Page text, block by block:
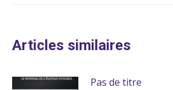
Articles similaires
Pas de titre